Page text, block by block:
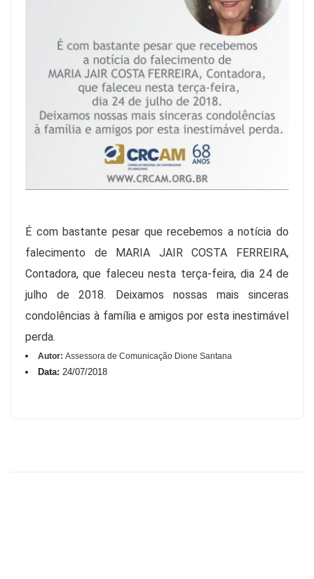
É com bastante pesar que recebemos a notícia do
falecimento de MARIA JAIR COSTA FERREIRA,
Contadora, que faleceu nesta terça-feira, dia 24 de
julho de 2018. Deixamos nossas mais sinceras
condolências à família e amigos por esta inestimável
perda.
Autor: Assessora de Comunicação Dione Santana
Data: 24/07/2018